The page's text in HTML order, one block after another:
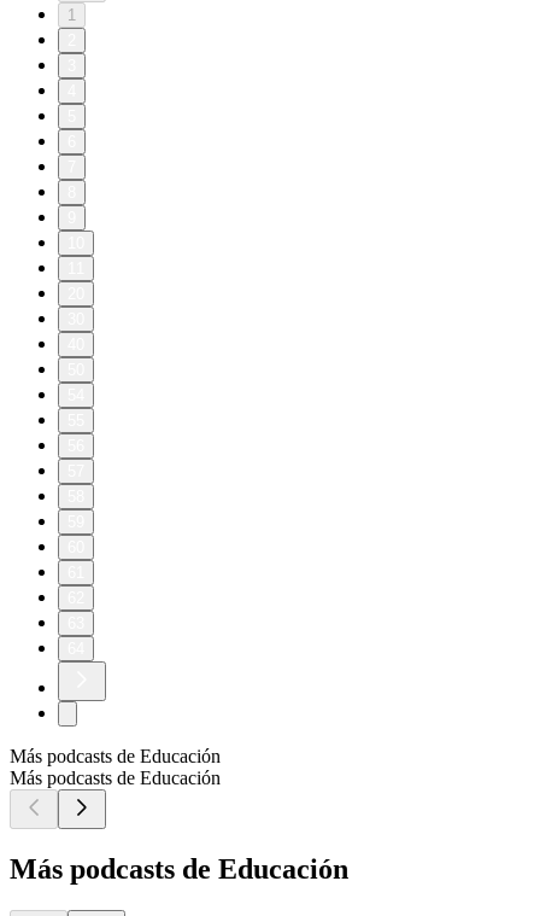
1
Más podcasts de Educación
Más podcasts de Educación
Más podcasts de Educación